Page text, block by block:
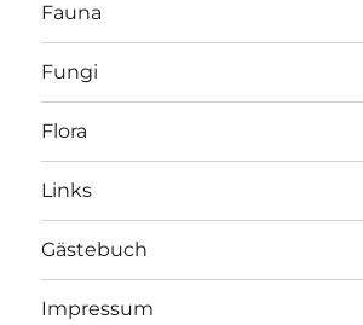
Fauna
Fungi
Flora
Links
Gästebuch
Impressum